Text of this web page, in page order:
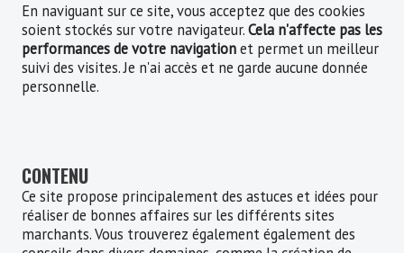
En naviguant sur ce site, vous acceptez que des cookies
soient stockés sur votre navigateur.Cela n'affecte pas les
performances de votre navigationet permet un meilleur
suivi des visites. Je n'ai accès et ne garde aucune donnée
personnelle.
CONTENU
Ce site propose principalement des astuces et idées pour
réaliser de bonnes affaires sur les différents sites
marchants. Vous trouverez également également des